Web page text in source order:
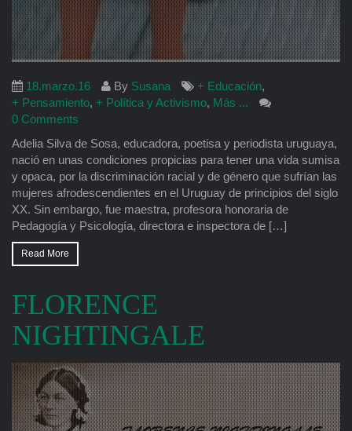
18.marzo.16 By Susana + Educación,
+ Pensamiento, + Política y Activismo, Más ...
0 Comments
Adelia Silva de Sosa, educadora, poetisa y periodista uruguaya,
nació en unas condiciones propicias para tener una vida sumisa
y opaca, por la discriminación racial y de género que sufrían las
mujeres afrodescendientes en el Uruguay de principios del siglo
XX. Sin embargo, fue maestra, profesora honoraria de
Pedagogía y Psicología, directora e inspectora de […]
Read More
FLORENCE
NIGHTINGALE